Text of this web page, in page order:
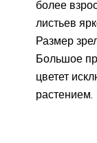
более
листьев
Размер
Большое
цветет
растением.